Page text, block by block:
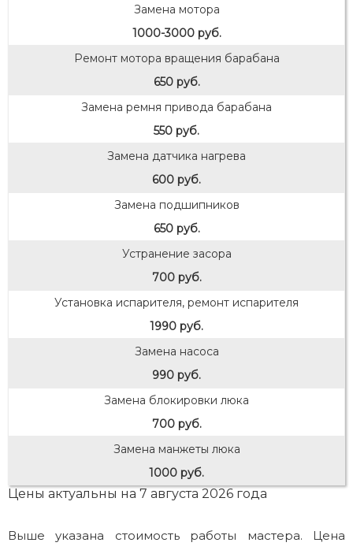
Замена мотора
1000-3000 руб.
Ремонт мотора вращения барабана
650 руб.
Замена ремня привода барабана
550 руб.
Замена датчика нагрева
600 руб.
Замена подшипников
650 руб.
Устранение засора
700 руб.
Установка испарителя, ремонт испарителя
1990 руб.
Замена насоса
990 руб.
Замена блокировки люка
700 руб.
Замена манжеты люка
1000 руб.
Цены актуальны на 7 августа 2026 года
Выше указана стоимость работы мастера. Цена